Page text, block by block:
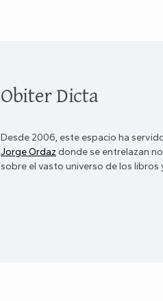
Obiter Dicta
Desde 2006, este espacio ha
Jorge Ordaz donde se entrelazan
sobre el vasto universo de los libros